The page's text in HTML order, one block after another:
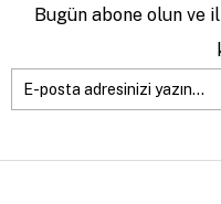
Bugün abone olun ve